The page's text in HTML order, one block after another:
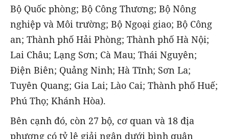
Bộ Quốc phòng; Bộ Công Thương; Bộ Nông
nghiệp và Môi trường; Bộ Ngoại giao; Bộ Công
an; Thành phố Hải Phòng; Thành phố Hà Nội;
Lai Châu; Lạng Sơn; Cà Mau; Thái Nguyên;
Điện Biên; Quảng Ninh; Hà Tĩnh; Sơn La;
Tuyên Quang; Gia Lai; Lào Cai; Thành phố Huế;
Phú Thọ; Khánh Hòa).
Bên cạnh đó, còn 27 bộ, cơ quan và 18 địa
phương có tỷ lệ giải ngân dưới bình quân